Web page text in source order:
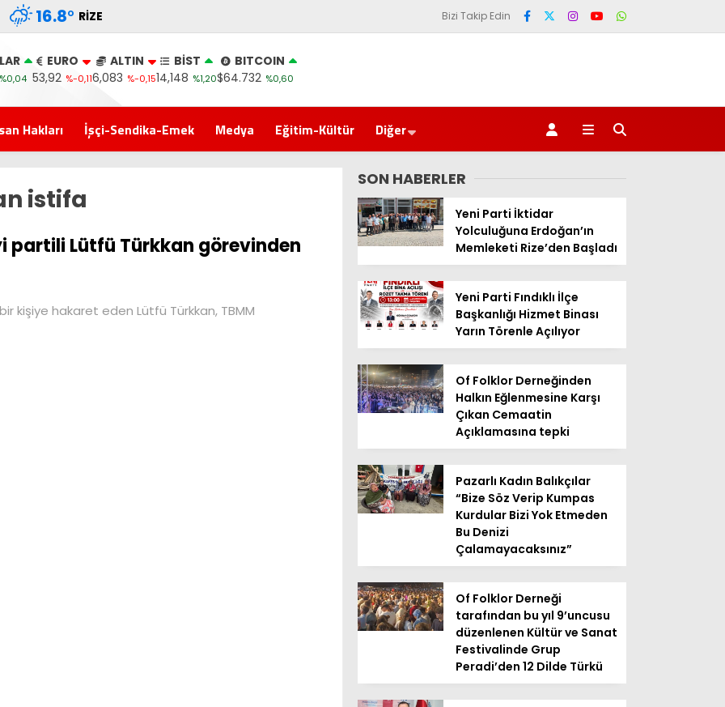
16.8° RIZE Bizi Takip Edin
%0,04
EURO
53,92 %-0,11
ALTIN
6,083 %-0,15
BİST
14,148 %1,20
BITCOIN
$64.732 %0,60
Hakları İşçi-Sendika-Emek Medya Eğitim-Kültür Diğer
istifa
partili Lütfü Türkkan görevinden
kişiye hakaret eden Lütfü Türkkan, TBMM
SON HABERLER
Yeni Parti İktidar
Yolculuğuna Erdoğan’ın
Memleketi Rize’den Başladı
Yeni Parti Fındıklı İlçe
Başkanlığı Hizmet Binası
Yarın Törenle Açılıyor
Of Folklor Derneğinden
Halkın Eğlenmesine Karşı
Çıkan Cemaatin
Açıklamasına tepki
Pazarlı Kadın Balıkçılar
“Bize Söz Verip Kumpas
Kurdular Bizi Yok Etmeden
Bu Denizi
Çalamayacaksınız”
Of Folklor Derneği
tarafından bu yıl 9’uncusu
düzenlenen Kültür ve Sanat
Festivalinde Grup
Peradi’den 12 Dilde Türkü